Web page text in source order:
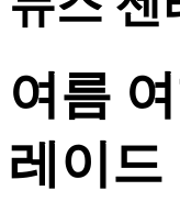
여름
레이드